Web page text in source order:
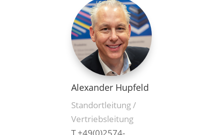
Alexander Hupfeld
Standortleitung /
Vertriebsleitung